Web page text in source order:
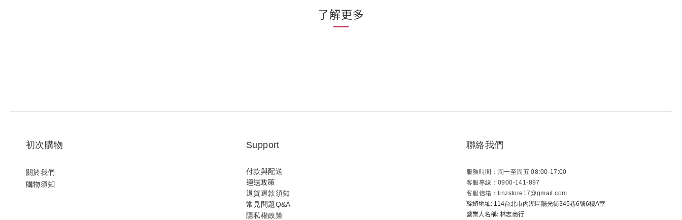
了解更多
初次購物
關於我們
購物須知
Support
付款與配送
運送政策
退貨退款須知
常見問題Q&A
隱私權政策
聯絡我們
服務時間：周一至周五 08:00-17:00
客服專線：0900-141-897
客服信箱：linzstore17@gmail.com
聯絡地址: 114台北市內湖區陽光街345巷6號6樓A室
營業人名稱: 林志商行